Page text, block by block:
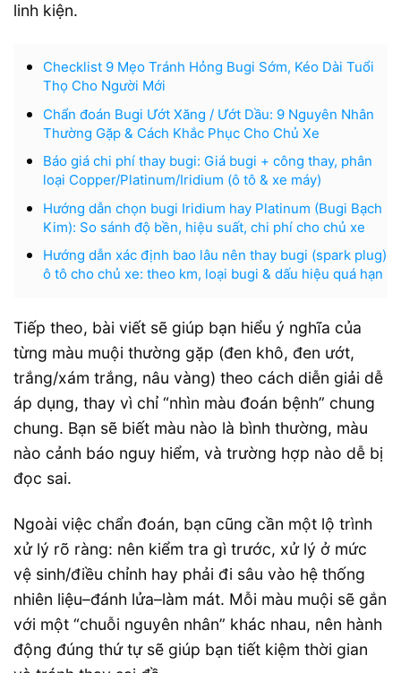
linh kiện.
Checklist 9 Mẹo Tránh Hỏng Bugi Sớm, Kéo Dài Tuổi
Thọ Cho Người Mới
Chẩn đoán Bugi Ướt Xăng / Ướt Dầu: 9 Nguyên Nhân
Thường Gặp & Cách Khắc Phục Cho Chủ Xe
Báo giá chi phí thay bugi: Giá bugi + công thay, phân
loại Copper/Platinum/Iridium (ô tô & xe máy)
Hướng dẫn chọn bugi Iridium hay Platinum (Bugi Bạch
Kim): So sánh độ bền, hiệu suất, chi phí cho chủ xe
Hướng dẫn xác định bao lâu nên thay bugi (spark plug)
ô tô cho chủ xe: theo km, loại bugi & dấu hiệu quá hạn
Tiếp theo, bài viết sẽ giúp bạn hiểu ý nghĩa của
từng màu muội thường gặp (đen khô, đen ướt,
trắng/xám trắng, nâu vàng) theo cách diễn giải dễ
áp dụng, thay vì chỉ “nhìn màu đoán bệnh” chung
chung. Bạn sẽ biết màu nào là bình thường, màu
nào cảnh báo nguy hiểm, và trường hợp nào dễ bị
đọc sai.
Ngoài việc chẩn đoán, bạn cũng cần một lộ trình
xử lý rõ ràng: nên kiểm tra gì trước, xử lý ở mức
vệ sinh/điều chỉnh hay phải đi sâu vào hệ thống
nhiên liệu–đánh lửa–làm mát. Mỗi màu muội sẽ gắn
với một “chuỗi nguyên nhân” khác nhau, nên hành
động đúng thứ tự sẽ giúp bạn tiết kiệm thời gian